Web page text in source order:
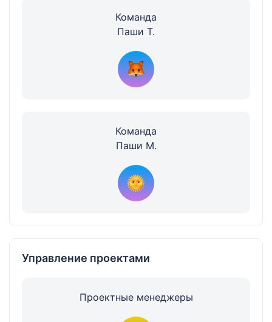
Команда
Паши Т.
Команда
Паши М.
Управление проектами
Проектныеменеджеры